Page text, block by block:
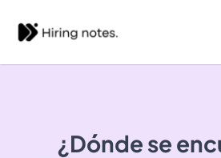
¿Dónde se